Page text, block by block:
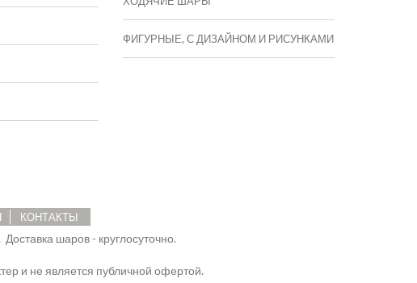
ФИГУРНЫЕ, С ДИЗАЙНОМ И РИСУНКАМИ
КОНТАКТЫ
шаров - круглосуточно.
и не является публичной офертой.